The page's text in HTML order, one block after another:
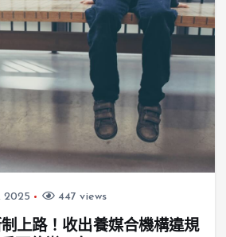
2025 447 views
上路！收出養媒合機構違規